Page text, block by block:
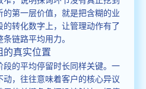
第一层价值，就是把含糊的业
转化数字上，让管理动作有了
链路平均用力。
真实位置
的平均停留时长同样关键。一
，往往意味着客户的核心异议